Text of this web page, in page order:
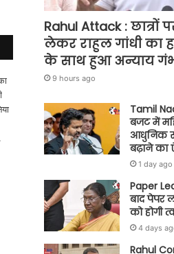
Rahul Attack : छात्रों
लेकर राहुल गांधी का
के साथ हुआ अन्याय
9 hours ago
Tamil
बजट में
आधुनिक
बढ़ाने का
1 day ago
Paper
बाद पेपर
को होगी
4 days
Rahul